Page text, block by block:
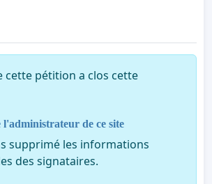
cette pétition a clos cette
l'administrateur de ce site
supprimé les informations
des signataires.